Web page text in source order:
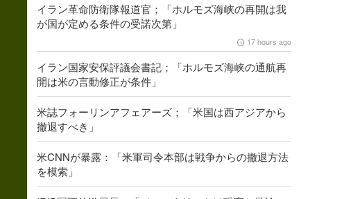
イラン革命防衛隊報道官；「ホルモズ海峡の再開は我
が国が定める条件の受諾次第」
17 hours ago
イラン国家安保評議会書記；「ホルモズ海峡の通航再
開は米の言動修正が条件」
米誌フォーリンアフェアーズ；「米国は西アジアから
撤退すべき」
米CNNが暴露：「米軍司令本部は戦争からの撤退方法
を模索」